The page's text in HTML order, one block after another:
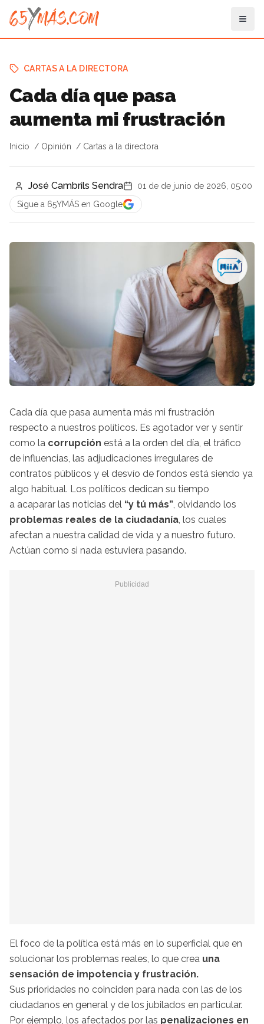
CARTAS A LA DIRECTORA
Cada día que pasa
aumenta mi frustración
Inicio Opinión Cartas a la directora
José Cambrils Sendra
01 de de junio de 2026, 05:00
Sigue a 65YMÁS en Google
Cada día que pasa aumenta más mi frustración
respecto a nuestros políticos. Es agotador ver y sentir
como la corrupción está a la orden del día, el tráfico
de influencias, las adjudicaciones irregulares de
contratos públicos y el desvío de fondos está siendo ya
algo habitual. Los políticos dedican su tiempo
a acaparar las noticias del “y tú más”, olvidando los
problemas reales de la ciudadanía, los cuales
afectan a nuestra calidad de vida y a nuestro futuro.
Actúan como si nada estuviera pasando.
El foco de la política está más en lo superficial que en
solucionar los problemas reales, lo que crea una
sensación de impotencia y frustración.
Sus prioridades no coinciden para nada con las de los
ciudadanos en general y de los jubilados en particular.
Por ejemplo, los afectados por las penalizaciones en